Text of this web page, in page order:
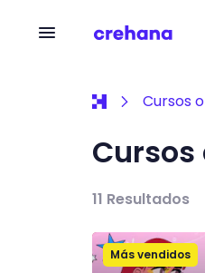
Cursos
Cursos
11 Resultados
Más vendidos